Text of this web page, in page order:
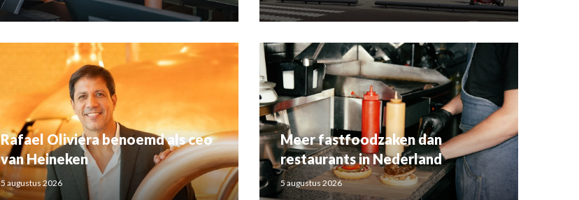
Rafael Oliviera benoemd als ceo
van Heineken
5 augustus 2026
Meer fastfoodzaken dan
restaurants in Nederland
5 augustus 2026